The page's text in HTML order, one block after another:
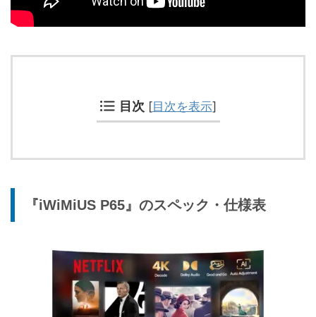
目次 [目次を表示]
『iWiMiUS P65』のスペック・仕様表